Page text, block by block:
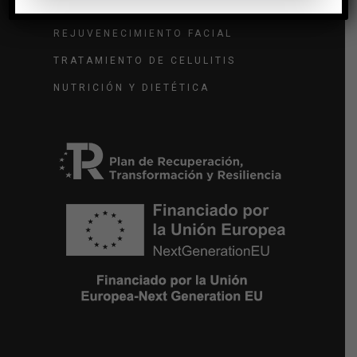
REJUVENECIMIENTO FACIAL
TRATAMIENTO DE CELULITIS
NUTRICIÓN Y DIETÉTICA